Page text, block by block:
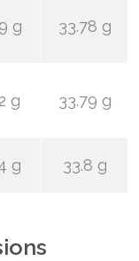
g 33.78 g
g 33.79 g
g 33.8 g